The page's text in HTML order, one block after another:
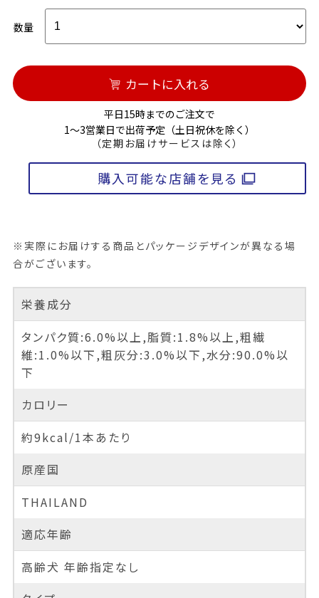
数量
カートに入れる
平日15時までのご注文で
1～3営業日で出荷予定（土日祝休を除く）
（定期お届けサービスは除く）
購入可能な店舗を見る
※実際にお届けする商品とパッケージデザインが異なる場
合がございます。
栄養成分
タンパク質:6.0%以上,脂質:1.8%以上,粗繊
維:1.0%以下,粗灰分:3.0%以下,水分:90.0%以
下
カロリー
約9kcal/1本あたり
原産国
THAILAND
適応年齢
高齢犬 年齢指定なし